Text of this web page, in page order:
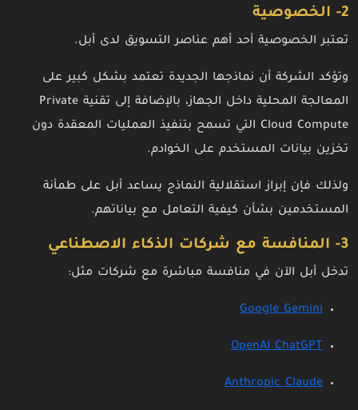
2- الخصوصية
تعتبر الخصوصية أحد أهم عناصر التسويق لدى أبل.
وتؤكد الشركة أن نماذجها الجديدة تعتمد بشكل كبير على
المعالجة المحلية داخل الجهاز، بالإضافة إلى تقنية Private
Cloud Compute التي تسمح بتنفيذ العمليات المعقدة دون
تخزين بيانات المستخدم على الخوادم.
ولذلك فإن إبراز استقلالية النماذج يساعد أبل على طمأنة
المستخدمين بشأن كيفية التعامل مع بياناتهم.
3- المنافسة مع شركات الذكاء الاصطناعي
تدخل أبل الآن في منافسة مباشرة مع شركات مثل:
Google Gemini
OpenAI ChatGPT
Anthropic Claude